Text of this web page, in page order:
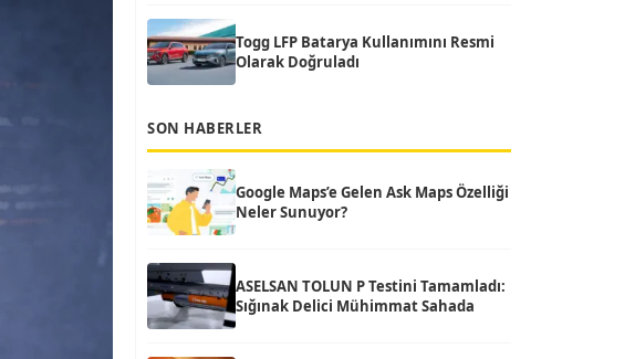
Togg LFP Batarya Kullanımını Resmi
Olarak Doğruladı
SON HABERLER
Google Maps’e Gelen Ask Maps Özelliği
Neler Sunuyor?
ASELSAN TOLUN P Testini Tamamladı:
Sığınak Delici Mühimmat Sahada